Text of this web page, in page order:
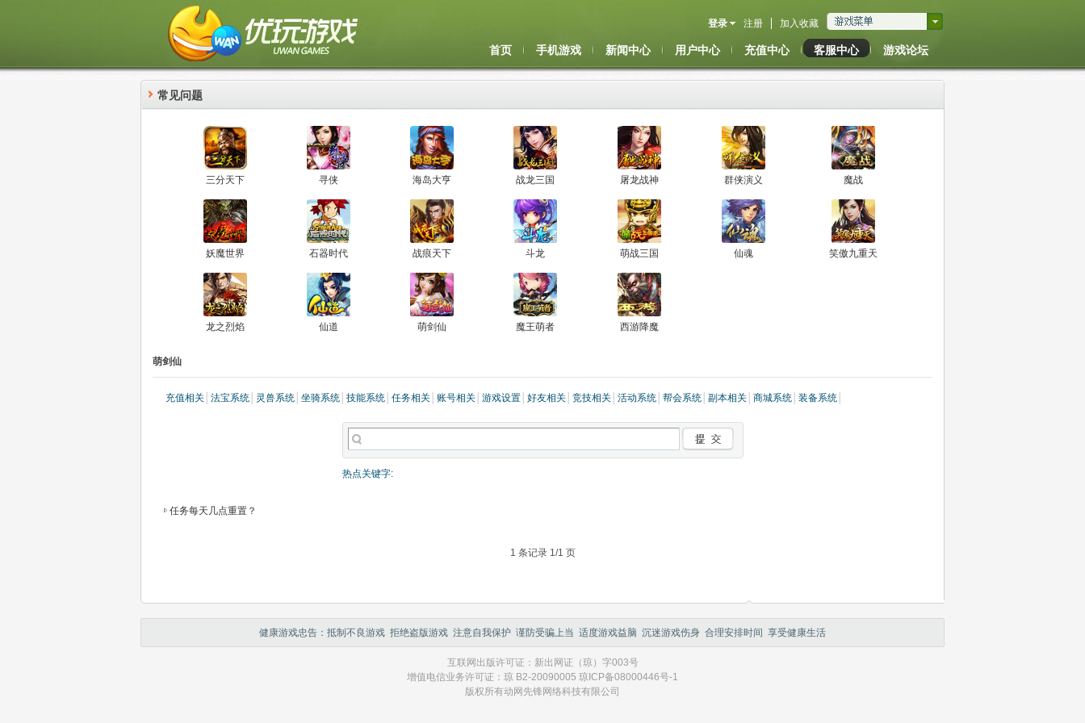
登录 注册 加入收藏
首页 手机游戏 新闻中心 用户中心 充值中心 客服中心 游戏论坛
常见问题
三分天下 寻侠 海岛大亨 战龙三国 屠龙战神 群侠演义 魔战
妖魔世界 石器时代 战痕天下 斗龙 萌战三国 仙魂 笑傲九重天
龙之烈焰 仙道 萌剑仙 魔王萌者 西游降魔
萌剑仙
充值相关 法宝系统 灵兽系统 坐骑系统 技能系统 任务相关 账号相关 游戏设置 好友相关 竞技相关 活动系统 帮会系统 副本相关 商城系统 装备系统
热点关键字:
任务每天几点重置？
1 条记录 1/1 页
健康游戏忠告：抵制不良游戏 拒绝盗版游戏 注意自我保护 谨防受骗上当 适度游戏益脑 沉迷游戏伤身 合理安排时间 享受健康生活
互联网出版许可证：新出网证（琼）字003号
增值电信业务许可证：琼 B2-20090005 琼ICP备08000446号-1
版权所有动网先锋网络科技有限公司